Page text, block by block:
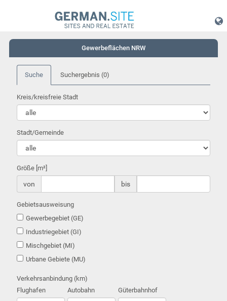
Gewerbeflächen NRW
Suche Suchergebnis (0)
Kreis/kreisfreie Stadt
Stadt/Gemeinde
Größe [m²]
von bis
Gebietsausweisung
Gewerbegebiet (GE)
Industriegebiet (GI)
Mischgebiet (MI)
Urbane Gebiete (MU)
Verkehrsanbindung (km)
Flughafen
Autobahn Güterbahnhof